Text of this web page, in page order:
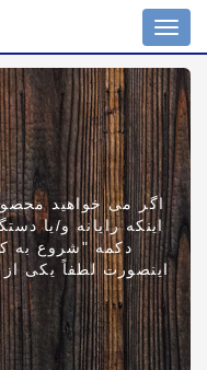
اگر می خواهید محصول
اینکه رایانه و/یا
دکمه "شروع به
اینصورت لطفاً یکی از